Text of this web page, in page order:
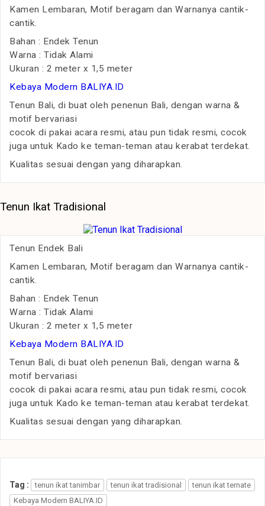
Kamen Lembaran, Motif beragam dan Warnanya cantik-
cantik.
Bahan : Endek Tenun
Warna : Tidak Alami
Ukuran : 2 meter x 1,5 meter
Kebaya Modern BALIYA.ID
Tenun Bali, di buat oleh penenun Bali, dengan warna &
motif bervariasi
cocok di pakai acara resmi, atau pun tidak resmi, cocok
juga untuk Kado ke teman-teman atau kerabat terdekat.
Kualitas sesuai dengan yang diharapkan.
Tenun Ikat Tradisional
Tenun Endek Bali
Kamen Lembaran, Motif beragam dan Warnanya cantik-
cantik.
Bahan : Endek Tenun
Warna : Tidak Alami
Ukuran : 2 meter x 1,5 meter
Kebaya Modern BALIYA.ID
Tenun Bali, di buat oleh penenun Bali, dengan warna &
motif bervariasi
cocok di pakai acara resmi, atau pun tidak resmi, cocok
juga untuk Kado ke teman-teman atau kerabat terdekat.
Kualitas sesuai dengan yang diharapkan.
Tag : tenun ikat tanimbar tenun ikat tradisional
tenun ikat ternate
Kebaya Modern BALIYA.ID